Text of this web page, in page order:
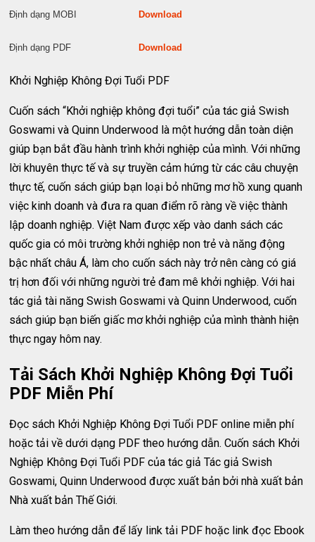
Định dạng MOBI Download
Định dạng PDF Download
Khởi Nghiệp Không Đợi Tuổi PDF
Cuốn sách “Khởi nghiệp không đợi tuổi” của tác giả Swish
Goswami và Quinn Underwood là một hướng dẫn toàn diện
giúp bạn bắt đầu hành trình khởi nghiệp của mình. Với những
lời khuyên thực tế và sự truyền cảm hứng từ các câu chuyện
thực tế, cuốn sách giúp bạn loại bỏ những mơ hồ xung quanh
việc kinh doanh và đưa ra quan điểm rõ ràng về việc thành
lập doanh nghiệp. Việt Nam được xếp vào danh sách các
quốc gia có môi trường khởi nghiệp non trẻ và năng động
bậc nhất châu Á, làm cho cuốn sách này trở nên càng có giá
trị hơn đối với những người trẻ đam mê khởi nghiệp. Với hai
tác giả tài năng Swish Goswami và Quinn Underwood, cuốn
sách giúp bạn biến giấc mơ khởi nghiệp của mình thành hiện
thực ngay hôm nay.
Tải Sách Khởi Nghiệp Không Đợi Tuổi
PDF Miễn Phí
Đọc sách Khởi Nghiệp Không Đợi Tuổi PDF online miễn phí
hoặc tải về dưới dạng PDF theo hướng dẫn. Cuốn sách Khởi
Nghiệp Không Đợi Tuổi PDF của tác giả Tác giả Swish
Goswami, Quinn Underwood được xuất bản bởi nhà xuất bản
Nhà xuất bản Thế Giới.
Làm theo hướng dẫn để lấy link tải PDF hoặc link đọc Ebook